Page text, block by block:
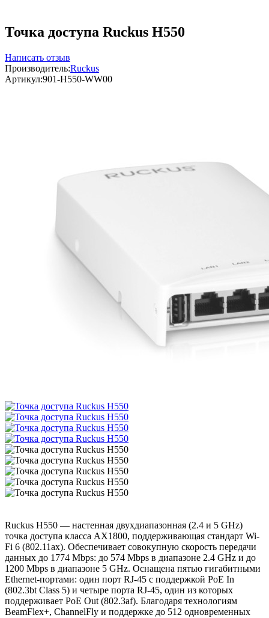
Точка доступа Ruckus H550
Написать отзыв
Производитель:Ruckus
Артикул:901-H550-WW00
Ruckus H550 — настенная двухдиапазонная (2.4 и 5 GHz)
точка доступа класса AX1800, поддерживающая стандарт Wi-
Fi 6 (802.11ax). Обеспечивает совокупную скорость передачи
данных до 1774 Mbps: до 574 Mbps в диапазоне 2.4 GHz и до
1200 Mbps в диапазоне 5 GHz. Оснащена пятью гигабитными
Ethernet-портами: один порт RJ-45 с поддержкой PoE In
(802.3bt Class 5) и четыре порта RJ-45, один из которых
поддерживает PoE Out (802.3af). Благодаря технологиям
BeamFlex+, ChannelFly и поддержке до 512 одновременных